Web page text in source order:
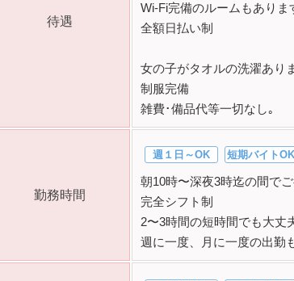
待遇
Wi-Fi完備のルームもありま
全額日払い制
女の子がタオルの洗濯あり
制服完備
雑費･備品代等一切なし｡
勤務時間
週１日～OK 短期バイトOK
朝10時〜深夜3時迄の間で
完全シフト制
2〜3時間の短時間でも大丈
週に一度、月に一度の出勤